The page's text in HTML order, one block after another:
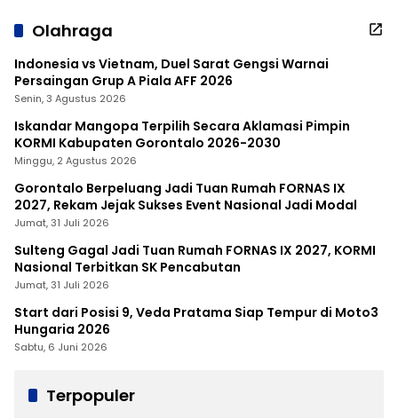
Olahraga
Indonesia vs Vietnam, Duel Sarat Gengsi Warnai
Persaingan Grup A Piala AFF 2026
Senin, 3 Agustus 2026
Iskandar Mangopa Terpilih Secara Aklamasi Pimpin
KORMI Kabupaten Gorontalo 2026-2030
Minggu, 2 Agustus 2026
Gorontalo Berpeluang Jadi Tuan Rumah FORNAS IX
2027, Rekam Jejak Sukses Event Nasional Jadi Modal
Jumat, 31 Juli 2026
Sulteng Gagal Jadi Tuan Rumah FORNAS IX 2027, KORMI
Nasional Terbitkan SK Pencabutan
Jumat, 31 Juli 2026
Start dari Posisi 9, Veda Pratama Siap Tempur di Moto3
Hungaria 2026
Sabtu, 6 Juni 2026
Terpopuler